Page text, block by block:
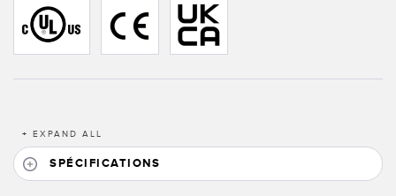
LOGICIELS
Banner Measurement Sensor Software
TECHNOLOGIE
+ EXPAND ALL
SPÉCIFICATIONS